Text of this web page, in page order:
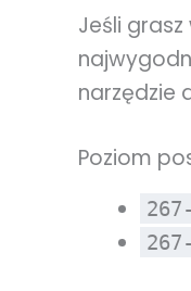
Jeśli
narzędzie
Poziom